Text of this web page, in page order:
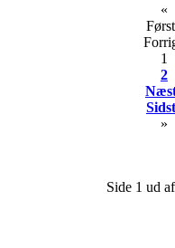
«
1
2
»
Side 1 ud